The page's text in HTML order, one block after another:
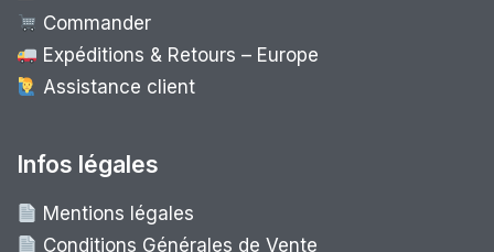
Commander
Expéditions & Retours – Europe
Assistance client
Infos légales
Mentions légales
Conditions Générales de Vente